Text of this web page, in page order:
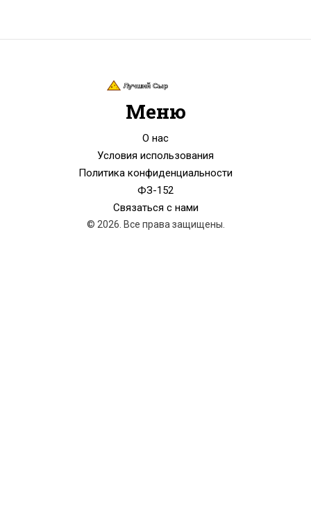
Меню
О нас
Условия использования
Политика конфиденциальности
ФЗ-152
Связаться с нами
© 2026. Все права защищены.